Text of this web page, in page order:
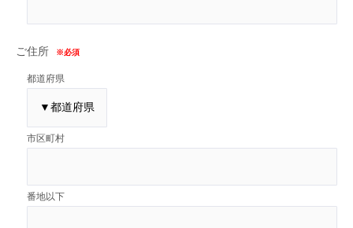
ご住所 ※必須
都道府県
市区町村
番地以下